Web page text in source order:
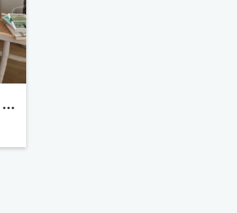
Soft&Cover rose pléd